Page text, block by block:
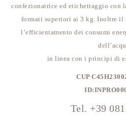
confezionatrice ed etichettaggio con
formati superiori ai 3 kg. Inoltre il
l’efficientamento dei consumi
in linea con i principi di
CUP
Tel. +39